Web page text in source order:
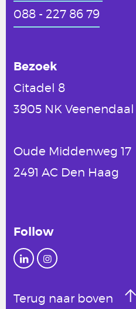
088 - 227 86 79
Bezoek
Citadel 8
3905 NK Veenendaal
Oude Middenweg 17
2491 AC Den Haag
Follow
Terug naar boven